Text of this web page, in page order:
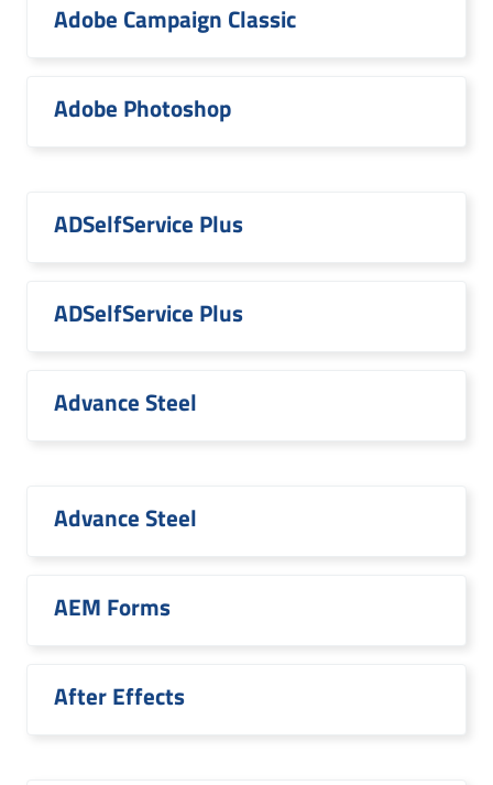
Adobe Campaign Classic
Adobe Photoshop
ADSelfService Plus
ADSelfService Plus
Advance Steel
Advance Steel
AEM Forms
After Effects